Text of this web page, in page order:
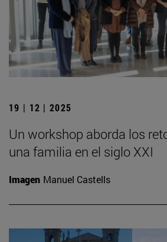
19 | 12 | 2025
Un workshop aborda los
una familia en el siglo XXI
Imagen Manuel Castells